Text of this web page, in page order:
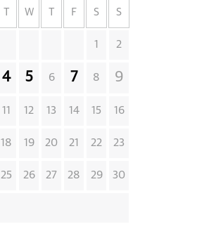
W F S S
1 2
4 5 6 7 8 9
11 12 13 14 15 16
18 19 20 21 22 23
25 26 27 28 29 30